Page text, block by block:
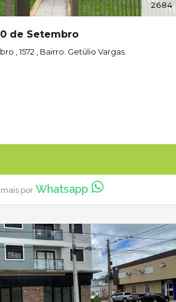
2684
de Setembro
, 1572 , Bairro. Getúlio Vargas.
por Whatsapp